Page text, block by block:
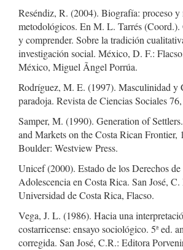
Reséndiz, R. (2004). Biografía: proceso y
metodológicos. En M. L. Tarrés (Coord.).
y comprender. Sobre la tradición
investigación social. México, D. F.:
México, Miguel Ãngel Porrúa.
Rodríguez, M. E. (1997). Masculinidad y
paradoja. Revista de Ciencias Sociales
Samper, M. (1990). Generation of
and Markets on the Costa Rican Frontier,
Boulder: Westview Press.
Unicef (2000). Estado de los Derechos
Adolescencia en Costa Rica. San José,
Universidad de Costa Rica, Flacso.
Vega, J. L. (1986). Hacia una
costarricense: ensayo sociológico. 5ª ed.
corregida. San José, C.R.: Editora